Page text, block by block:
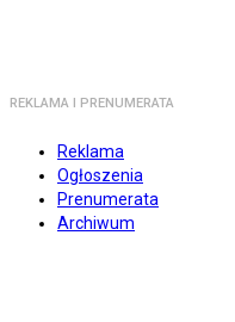
REKLAMA I PRENUMERATA
Reklama
Ogłoszenia
Prenumerata
Archiwum